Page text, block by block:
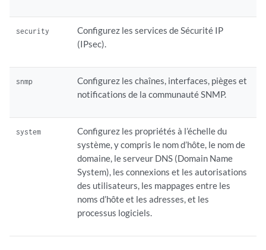
security
Configurez les services de Sécurité IP
(IPsec).
snmp
Configurez les chaînes, interfaces, pièges et
notifications de la communauté SNMP.
system
Configurez les propriétés à l’échelle du
système, y compris le nom d’hôte, le nom de
domaine, le serveur DNS (Domain Name
System), les connexions et les autorisations
des utilisateurs, les mappages entre les
noms d’hôte et les adresses, et les
processus logiciels.